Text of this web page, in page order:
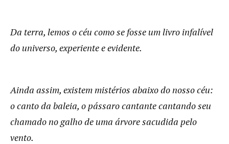
Da terra, lemos o céu como se fosse um livro infalível
do universo, experiente e evidente.
Ainda assim, existem mistérios abaixo do nosso céu:
o canto da baleia, o pássaro cantante cantando seu
chamado no galho de uma árvore sacudida pelo
vento.